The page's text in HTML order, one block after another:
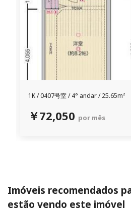
1K /0407号室 /4° andar / 25.65m²
￥72,050 por mês
Imóveis recomendados
estão vendo este imóvel